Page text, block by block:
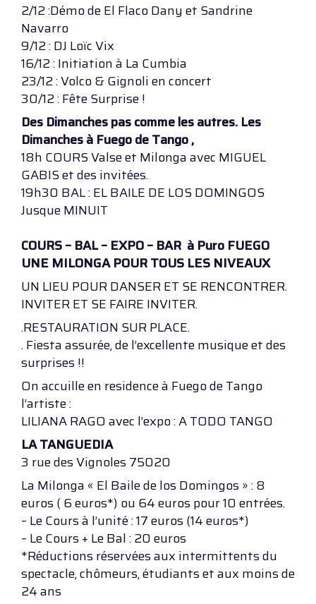
2/12 :Démo de El Flaco Dany et Sandrine
Navarro
9/12 : DJ Loïc Vix
16/12 : Initiation à La Cumbia
23/12 : Volco & Gignoli en concert
30/12 : Fête Surprise !
Des Dimanches pas comme les autres. Les
Dimanches à Fuego de Tango ,
18h COURS Valse et Milonga avec MIGUEL
GABIS et des invitées.
19h30 BAL : EL BAILE DE LOS DOMINGOS
Jusque MINUIT
COURS – BAL – EXPO – BAR à Puro FUEGO
UNE MILONGA POUR TOUS LES NIVEAUX
UN LIEU POUR DANSER ET SE RENCONTRER.
INVITER ET SE FAIRE INVITER.
.RESTAURATION SUR PLACE.
. Fiesta assurée, de l’excellente musique et des
surprises !!
On accuille en residence à Fuego de Tango
l’artiste :
LILIANA RAGO avec l’expo : A TODO TANGO
LA TANGUEDIA
3 rue des Vignoles 75020
La Milonga « El Baile de los Domingos » : 8
euros ( 6 euros*) ou 64 euros pour 10 entrées.
– Le Cours à l’unité : 17 euros (14 euros*)
– Le Cours + Le Bal : 20 euros
*Réductions réservées aux intermittents du
spectacle, chômeurs, étudiants et aux moins de
24 ans